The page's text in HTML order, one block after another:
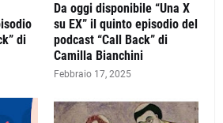
di
Da oggi disponibile “Una X
su EX” il quinto episodio del
podcast “Call Back” di
Camilla Bianchini
Febbraio 17, 2025